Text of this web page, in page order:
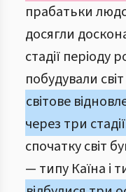
прабатьки
досягли
стадії періоду
побудували
світове
через три
спочатку світ
— типу Каїна і